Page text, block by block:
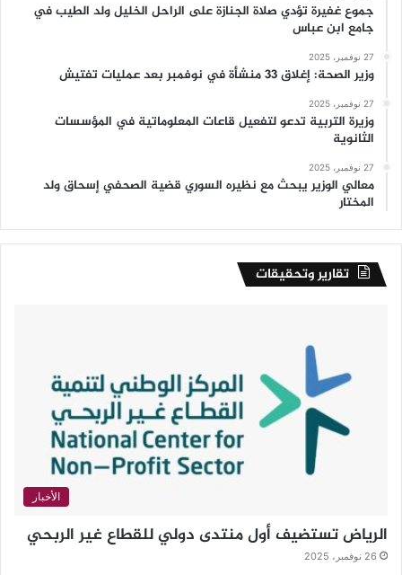
جموع غفيرة تؤدي صلاة الجنازة على الراحل الخليل ولد الطيب في
جامع ابن عباس
27 نوفمبر، 2025
وزير الصحة: إغلاق 33 منشأة في نوفمبر بعد عمليات تفتيش
27 نوفمبر، 2025
وزيرة التربية تدعو لتفعيل قاعات المعلوماتية في المؤسسات
الثانوية
27 نوفمبر، 2025
معالي الوزير يبحث مع نظيره السوري قضية الصحفي إسحاق ولد
المختار
تقارير وتحقيقات
الأخبار
الرياض تستضيف أول منتدى دولي للقطاع غير الربحي
26 نوفمبر، 2025